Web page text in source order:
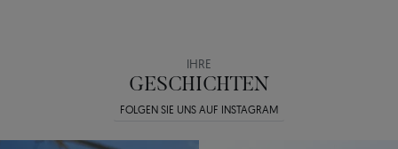
IHRE
GESCHICHTEN
FOLGEN SIE UNS AUF INSTAGRAM